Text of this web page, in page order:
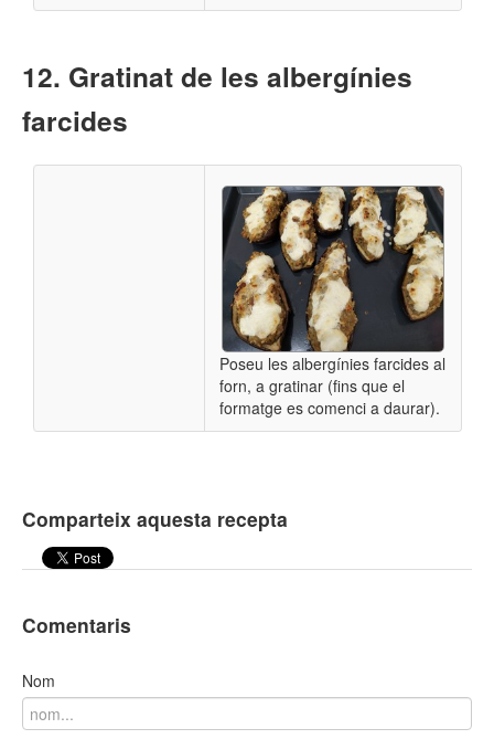
Gratinat de les albergínies
farcides
Poseu les albergínies farcides al
forn, a gratinar (fins que el
formatge es comenci a daurar).
Comparteix aquesta recepta
Comentaris
Nom